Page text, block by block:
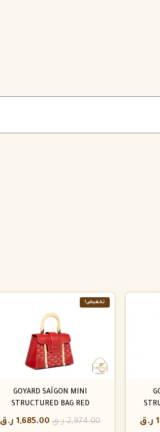
ر.ق
تخفيض!
GOYARD SAÏGON MINI
STRUCTURED BAG RED
2,974.00 ر.ق 1,685.00 ر.ق